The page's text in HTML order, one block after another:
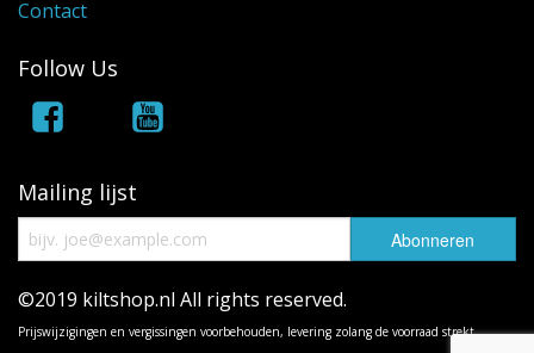
Contact
Follow Us
Mailing lijst
©2019 kiltshop.nl All rights reserved.
Prijswijzigingen en vergissingen voorbehouden, levering zolang de voorraad strekt.